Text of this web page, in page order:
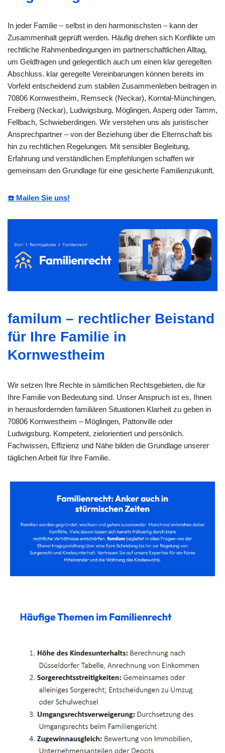
In jeder Familie – selbst in den harmonischsten – kann der
Zusammenhalt geprüft werden. Häufig drehen sich Konflikte um
rechtliche Rahmenbedingungen im partnerschaftlichen Alltag,
um Geldfragen und gelegentlich auch um einen klar geregelten
Abschluss. klar geregelte Vereinbarungen können bereits im
Vorfeld entscheidend zum stabilen Zusammenleben beitragen in
70806 Kornwestheim, Remseck (Neckar), Korntal-Münchingen,
Freiberg (Neckar), Ludwigsburg, Möglingen, Asperg oder Tamm,
Fellbach, Schwieberdingen. Wir verstehen uns als juristischer
Ansprechpartner – von der Beziehung über die Elternschaft bis
hin zu rechtlichen Regelungen. Mit sensibler Begleitung,
Erfahrung und verständlichen Empfehlungen schaffen wir
gemeinsam den Grundlage für eine gesicherte Familienzukunft.
☎️ Mailen Sie uns!
familum – rechtlicher Beistand
für Ihre Familie in
Kornwestheim
Wir setzen Ihre Rechte in sämtlichen Rechtsgebieten, die für
Ihre Familie von Bedeutung sind. Unser Anspruch ist es, Ihnen
in herausfordernden familiären Situationen Klarheit zu geben in
70806 Kornwestheim – Möglingen, Pattonville oder
Ludwigsburg. Kompetent, zielorientiert und persönlich.
Fachwissen, Effizienz und Nähe bilden die Grundlage unserer
täglichen Arbeit für Ihre Familie.